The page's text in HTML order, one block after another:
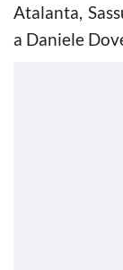
Atalanta,
a Daniele